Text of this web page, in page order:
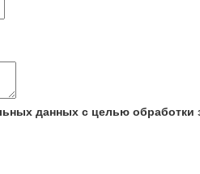
данных с целью обработки